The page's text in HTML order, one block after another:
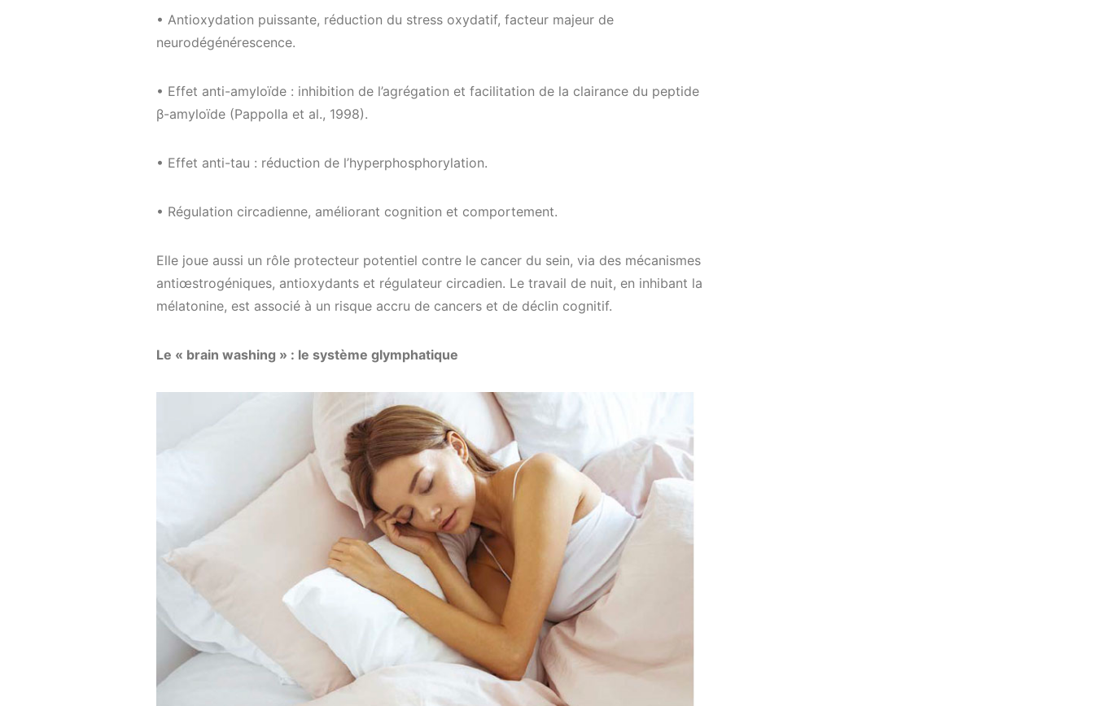
• Antioxydation puissante, réduction du stress oxydatif, facteur majeur de
neurodégénérescence.
• Effet anti-amyloïde : inhibition de l’agrégation et facilitation de la clairance du peptide
β-amyloïde (Pappolla et al., 1998).
• Effet anti-tau : réduction de l’hyperphosphorylation.
• Régulation circadienne, améliorant cognition et comportement.
Elle joue aussi un rôle protecteur potentiel contre le cancer du sein, via des mécanismes
antiœstrogéniques, antioxydants et régulateur circadien. Le travail de nuit, en inhibant la
mélatonine, est associé à un risque accru de cancers et de déclin cognitif.
Le « brain washing » : le système glymphatique